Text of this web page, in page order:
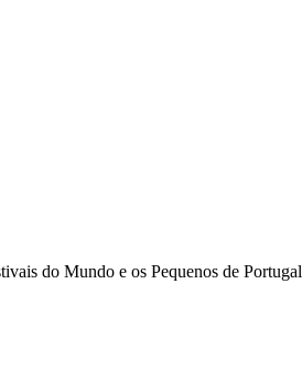
do Mundo e os Pequenos de Portugal